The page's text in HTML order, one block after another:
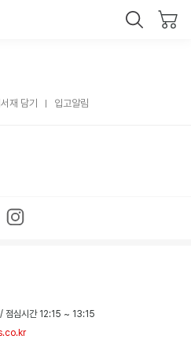
재 담기 입고알림
/ 점심시간 12:15 ~ 13:15